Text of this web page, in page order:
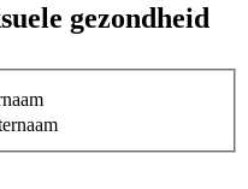
gezondheid